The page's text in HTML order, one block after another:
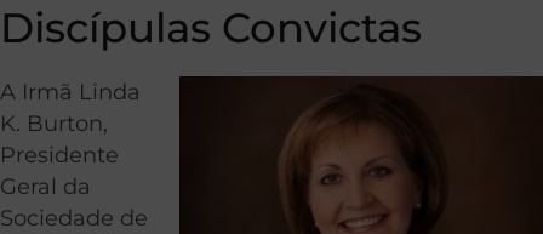
Discípulas Convictas
A Irmã Linda
K. Burton,
Presidente
Geral da
Sociedade de